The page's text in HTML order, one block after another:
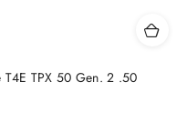
T4E TPX 50 Gen. 2 .50